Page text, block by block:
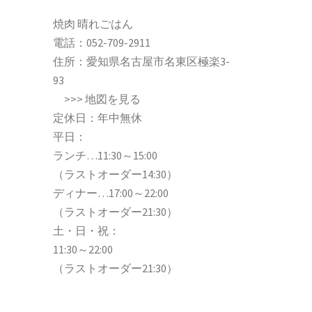
焼肉 晴れごはん
電話： 052-709-2911
住所：愛知県名古屋市名東区極楽3-
93
>>> 地図を見る
定休日：年中無休
平日：
ランチ…11:30～15:00
（ラストオーダー14:30）
ディナー…17:00～22:00
（ラストオーダー21:30）
土・日・祝：
11:30～22:00
（ラストオーダー21:30）